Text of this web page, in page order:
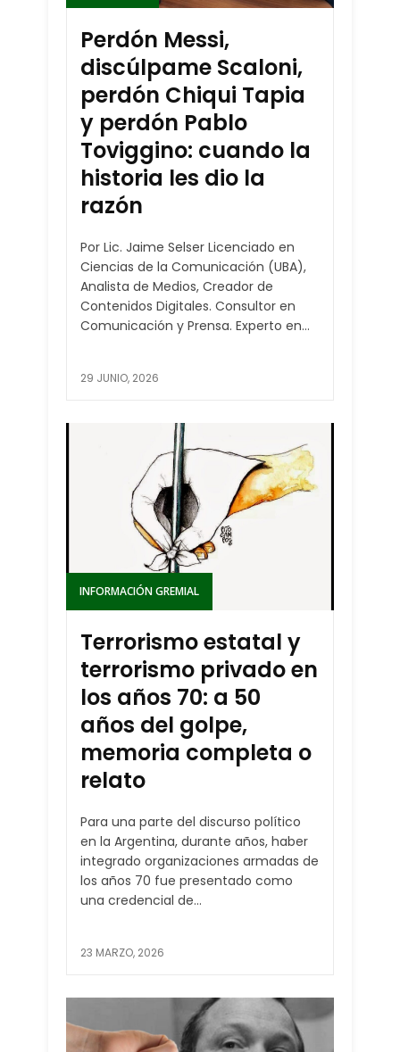
Perdón Messi,
discúlpame Scaloni,
perdón Chiqui Tapia
y perdón Pablo
Toviggino: cuando la
historia les dio la
razón
Por Lic. Jaime Selser Licenciado en
Ciencias de la Comunicación (UBA),
Analista de Medios, Creador de
Contenidos Digitales. Consultor en
Comunicación y Prensa. Experto en...
29 JUNIO, 2026
INFORMACIÓN GREMIAL
Terrorismo estatal y
terrorismo privado en
los años 70: a 50
años del golpe,
memoria completa o
relato
Para una parte del discurso político
en la Argentina, durante años, haber
integrado organizaciones armadas de
los años 70 fue presentado como
una credencial de...
23 MARZO, 2026